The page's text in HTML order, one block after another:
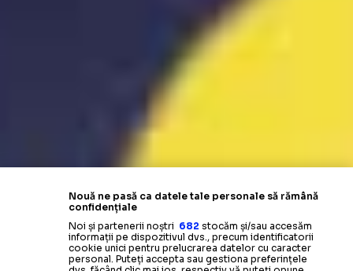
Nouă ne pasă ca datele tale personale să rămână
confidențiale
Noi și partenerii noștri 682 stocăm și/sau accesăm
informații pe dispozitivul dvs., precum identificatorii
cookie unici pentru prelucrarea datelor cu caracter
personal. Puteți accepta sau gestiona preferințele